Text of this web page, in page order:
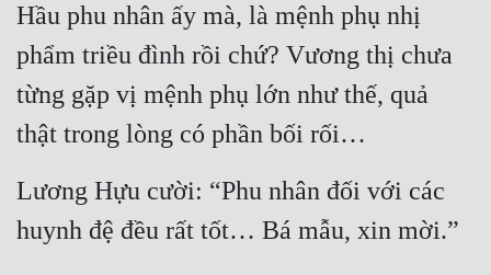
Hầu phu nhân ấy mà, là mệnh phụ nhị
phẩm triều đình rồi chứ? Vương thị chưa
từng gặp vị mệnh phụ lớn như thế, quả
thật trong lòng có phần bối rối…
Lương Hựu cười: “Phu nhân đối với các
huynh đệ đều rất tốt… Bá mẫu, xin mời.”